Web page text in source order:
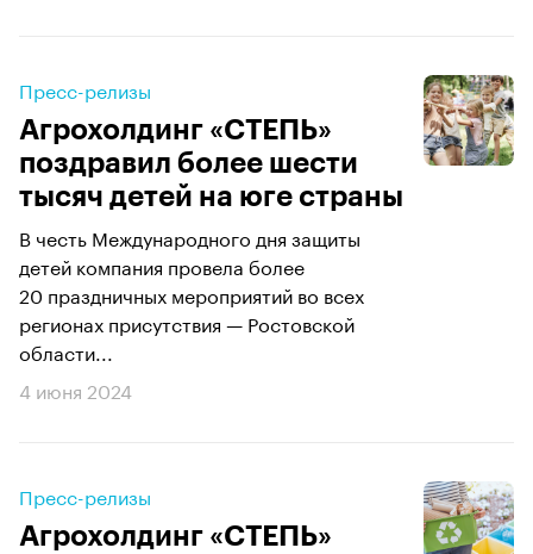
Пресс-релизы
Агрохолдинг «СТЕПЬ»
поздравил более шести
тысяч детей на юге страны
В честь Международного дня защиты
детей компания провела более
20 праздничных мероприятий во всех
регионах присутствия — Ростовской
области...
4 июня 2024
Пресс-релизы
Агрохолдинг «СТЕПЬ»